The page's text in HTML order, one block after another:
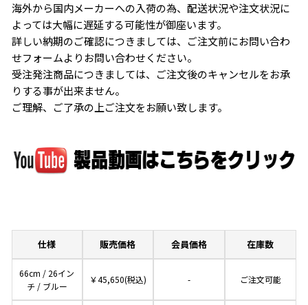
海外から国内メーカーへの入荷の為、配送状況や注文状況に
よっては大幅に遅延する可能性が御座います。
詳しい納期のご確認につきましては、ご注文前にお問い合わ
せフォームよりお問い合わせください。
受注発注商品につきましては、ご注文後のキャンセルをお承
りする事が出来ません。
ご理解、ご了承の上ご注文をお願い致します。
仕様 販売価格 会員価格 在庫数
66cm / 26イン
チ / ブルー
￥45,650(税込) - ご注文可能